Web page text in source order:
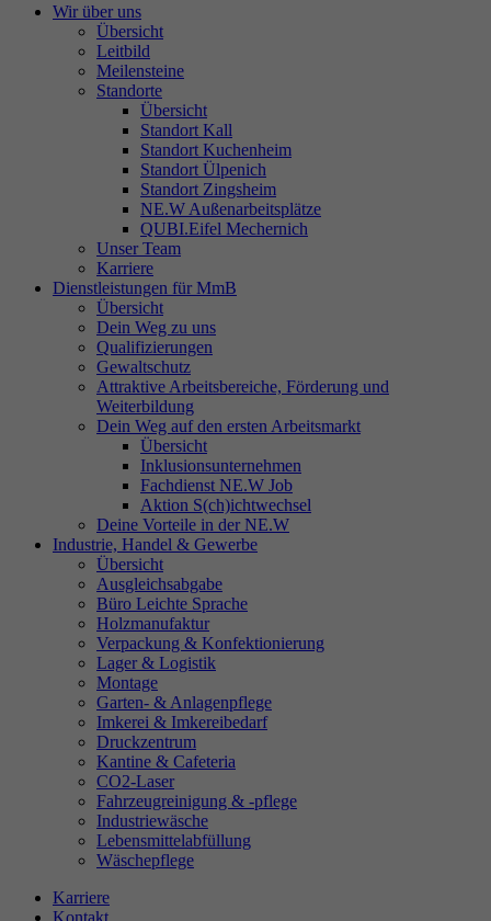
Wir über uns
Übersicht
Leitbild
Meilensteine
Standorte
Übersicht
Standort Kall
Standort Kuchenheim
Standort Ülpenich
Standort Zingsheim
NE.W Außenarbeitsplätze
QUBI.Eifel Mechernich
Unser Team
Karriere
Dienstleistungen für MmB
Übersicht
Dein Weg zu uns
Qualifizierungen
Gewaltschutz
Attraktive Arbeitsbereiche, Förderung und
Weiterbildung
Dein Weg auf den ersten Arbeitsmarkt
Übersicht
Inklusionsunternehmen
Fachdienst NE.W Job
Aktion S(ch)ichtwechsel
Deine Vorteile in der NE.W
Industrie, Handel & Gewerbe
Übersicht
Ausgleichsabgabe
Büro Leichte Sprache
Holzmanufaktur
Verpackung & Konfektionierung
Lager & Logistik
Montage
Garten- & Anlagenpflege
Imkerei & Imkereibedarf
Druckzentrum
Kantine & Cafeteria
CO2-Laser
Fahrzeugreinigung & -pflege
Industriewäsche
Lebensmittelabfüllung
Wäschepflege
Karriere
Kontakt